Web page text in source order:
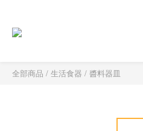
全部商品 / 生活食器 / 醬料器皿